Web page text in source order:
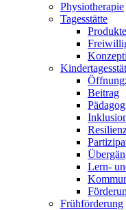
Physiotherapie
Tagesstätte
Beitrag
Lern-
Frühförderung